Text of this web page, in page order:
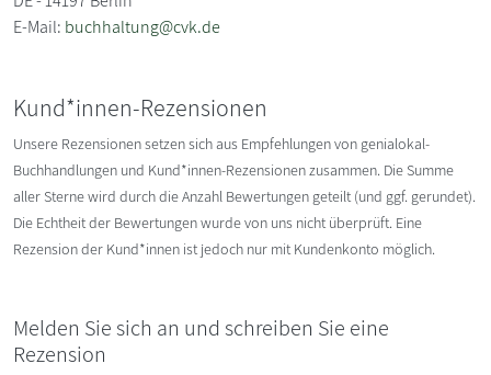
E-Mail: buchhaltung@cvk.de
Kund*innen-Rezensionen
Unsere Rezensionen setzen sich aus Empfehlungen von genialokal-
Buchhandlungen und Kund*innen-Rezensionen zusammen. Die Summe
aller Sterne wird durch die Anzahl Bewertungen geteilt (und ggf. gerundet).
Die Echtheit der Bewertungen wurde von uns nicht überprüft. Eine
Rezension der Kund*innen ist jedoch nur mit Kundenkonto möglich.
Melden Sie sich an und schreiben Sie eine
Rezension